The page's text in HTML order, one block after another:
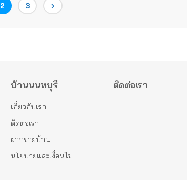
Page
2 Page
3
บ้านนนทบุรี
เกี่ยวกับเรา
ติดต่อเรา
ฝากขายบ้าน
นโยบายและเงื่อนไข
ติดต่อเรา